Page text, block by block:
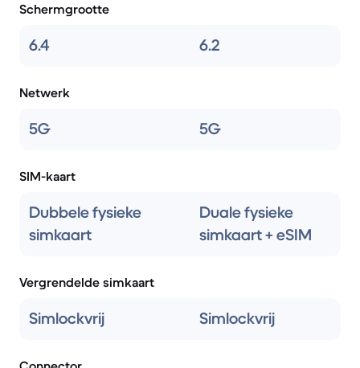
Schermgrootte
6.4 6.2
Netwerk
5G 5G
SIM-kaart
Dubbele fysieke
simkaart
Duale fysieke
simkaart + eSIM
Vergrendelde simkaart
Simlockvrij Simlockvrij